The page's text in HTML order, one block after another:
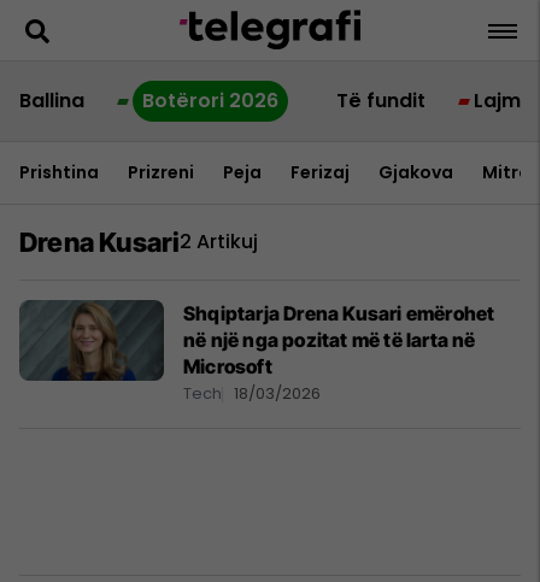
Ballina Botërori 2026 Të fundit Lajme
Prishtina Prizreni Peja Ferizaj Gjakova
Drena Kusari2 Artikuj
Shqiptarja Drena Kusari emërohet
në një nga pozitat më të larta në
Microsoft
Tech 18/03/2026